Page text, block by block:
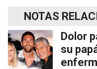
NOTAS
Dolor
su